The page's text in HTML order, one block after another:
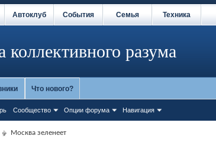
Автоклуб События Семья Техника
коллективного разума
Сообщество Опции форума Навигация
Что нового?
Москва зеленеет